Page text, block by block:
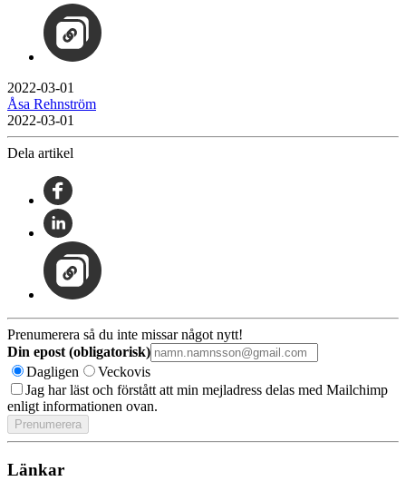
2022-03-01
Åsa Rehnström
2022-03-01
Dela artikel
Prenumerera så du inte missar något nytt!
Din epost (obligatorisk)
Dagligen
Veckovis
Jag har läst och förstått att min mejladress delas med Mailchimp
enligt informationen ovan.
Länkar